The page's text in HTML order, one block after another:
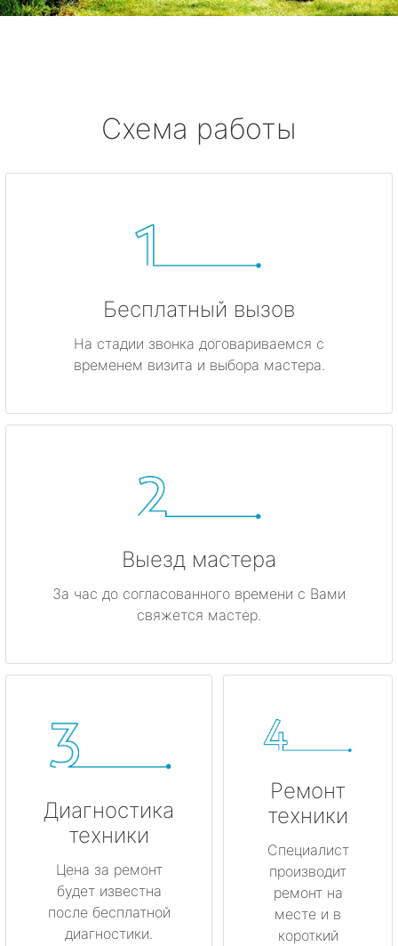
Схема работы
Бесплатный вызов
На стадии звонка договариваемся с
временем визита и выбора мастера.
Выезд мастера
За час до согласованного времени с Вами
свяжется мастер.
Диагностика
техники
Цена за ремонт
будет известна
после бесплатной
диагностики.
Ремонт
техники
Специалист
производит
ремонт на
месте и в
короткий